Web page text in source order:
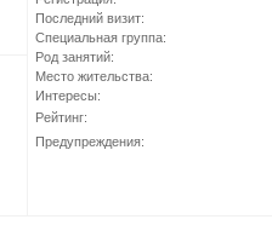
Последний визит:
Специальная группа:
Род занятий:
Место жительства:
Интересы:
Рейтинг:
Предупреждения: